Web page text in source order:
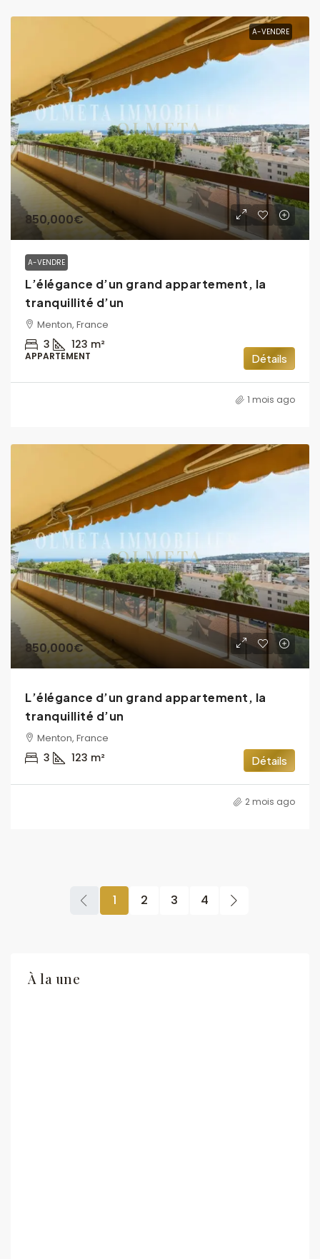
A-VENDRE
850,000€
A-VENDRE
L’élégance d’un grand appartement, la
tranquillité d’un
Menton, France
3 123 m²
APPARTEMENT Détails
1 mois ago
850,000€
L’élégance d’un grand appartement, la
tranquillité d’un
Menton, France
3 123 m² Détails
2 mois ago
1 2 3 4
À la une